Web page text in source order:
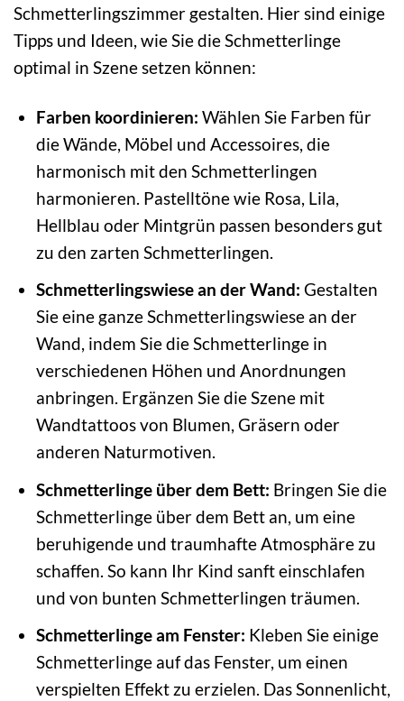
Schmetterlingszimmer gestalten. Hier sind einige
Tipps und Ideen, wie Sie die Schmetterlinge
optimal in Szene setzen können:
Farben koordinieren: Wählen Sie Farben für
die Wände, Möbel und Accessoires, die
harmonisch mit den Schmetterlingen
harmonieren. Pastelltöne wie Rosa, Lila,
Hellblau oder Mintgrün passen besonders gut
zu den zarten Schmetterlingen.
Schmetterlingswiese an der Wand: Gestalten
Sie eine ganze Schmetterlingswiese an der
Wand, indem Sie die Schmetterlinge in
verschiedenen Höhen und Anordnungen
anbringen. Ergänzen Sie die Szene mit
Wandtattoos von Blumen, Gräsern oder
anderen Naturmotiven.
Schmetterlinge über dem Bett: Bringen Sie die
Schmetterlinge über dem Bett an, um eine
beruhigende und traumhafte Atmosphäre zu
schaffen. So kann Ihr Kind sanft einschlafen
und von bunten Schmetterlingen träumen.
Schmetterlinge am Fenster: Kleben Sie einige
Schmetterlinge auf das Fenster, um einen
verspielten Effekt zu erzielen. Das Sonnenlicht,